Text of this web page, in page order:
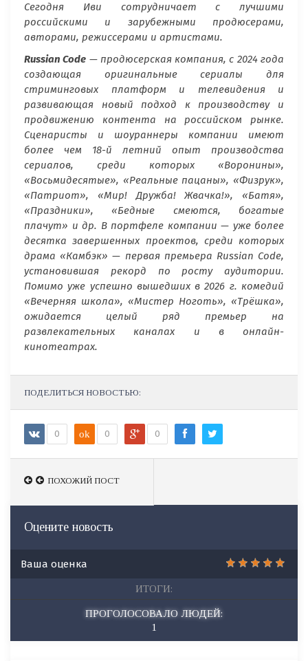
Сегодня Иви сотрудничает с лучшими
российскими и зарубежными продюсерами,
авторами, режиссерами и артистами.
Russian Code — продюсерская компания, с 2024 года
создающая оригинальные сериалы для
стриминговых платформ и телевидения и
развивающая новый подход к производству и
продвижению контента на российском рынке.
Сценаристы и шоураннеры компании имеют
более чем 18-й летний опыт производства
сериалов, среди которых «Воронины»,
«Восьмидесятые», «Реальные пацаны», «Физрук»,
«Патриот», «Мир! Дружба! Жвачка!», «Батя»,
«Праздники», «Бедные смеются, богатые
плачут» и др. В портфеле компании — уже более
десятка завершенных проектов, среди которых
драма «Камбэк» — первая премьера Russian Code,
установившая рекорд по росту аудитории.
Помимо уже успешно вышедших в 2026 г. комедий
«Вечерняя школа», «Мистер Ноготь», «Трёшка»,
ожидается целый ряд премьер на
развлекательных каналах и в онлайн-
кинотеатрах.
ПОДЕЛИТЬСЯ НОВОСТЬЮ:
0 ok 0 0
ПОХОЖИЙ ПОСТ
ПОХОЖИЙ ПОСТ
Оцените новость
Ваша оценка
ИТОГИ:
ПРОГОЛОСОВАЛО ЛЮДЕЙ:
1